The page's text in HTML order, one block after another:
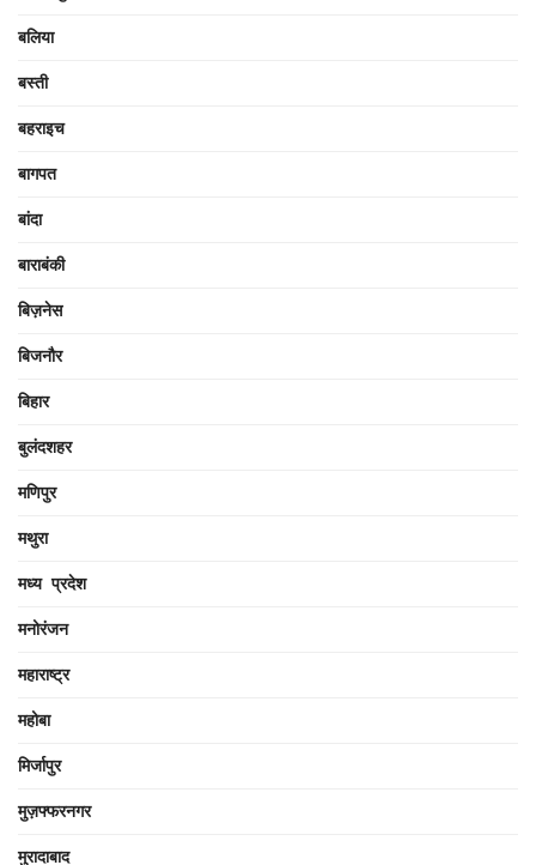
बलिया
बस्ती
बहराइच
बागपत
बांदा
बाराबंकी
बिज़नेस
बिजनौर
बिहार
बुलंदशहर
मणिपुर
मथुरा
मध्य प्रदेश
मनोरंजन
महाराष्ट्र
महोबा
मिर्जापुर
मुज़फ्फरनगर
मुरादाबाद